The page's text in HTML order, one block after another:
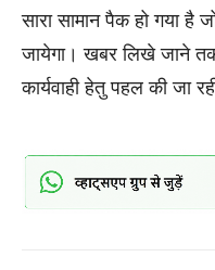
सारा सामान पैक हो गया
जायेगा। खबर लिखे जाने
कार्यवाही हेतु पहल की जा